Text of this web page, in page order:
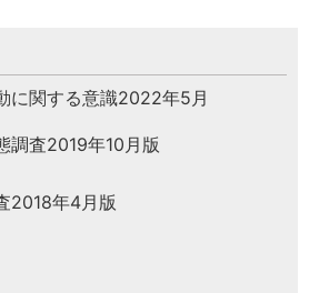
に関する意識2022年5月
調査2019年10月版
2018年4月版